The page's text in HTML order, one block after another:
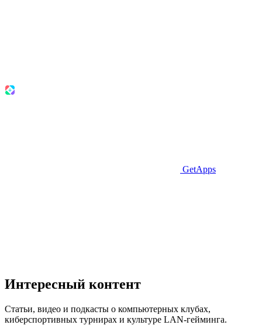
GetApps
Интересный контент
Статьи, видео и подкасты о компьютерных клубах,
киберспортивных турнирах и культуре LAN-гейминга.